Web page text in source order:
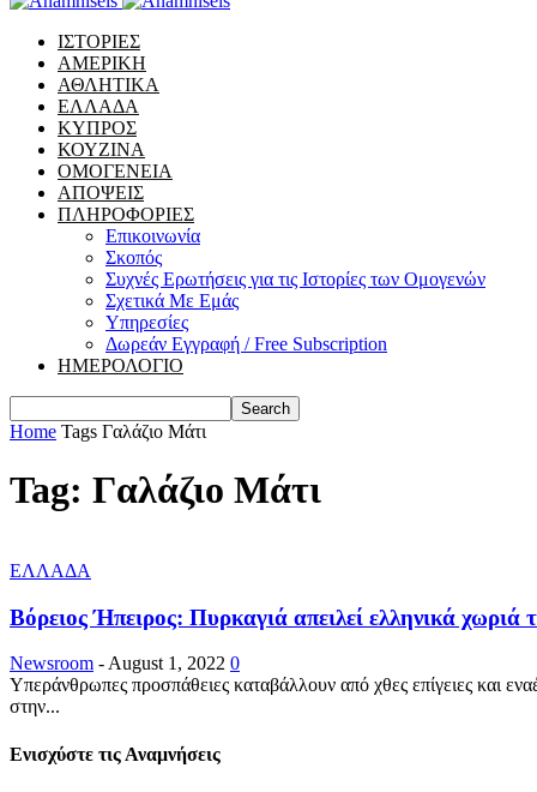
ΙΣΤΟΡΙΕΣ
ΑΜΕΡΙΚΗ
ΑΘΛΗΤΙΚΑ
ΕΛΛΑΔΑ
ΚΥΠΡΟΣ
ΚΟΥΖΙΝΑ
ΟΜΟΓΕΝΕΙΑ
ΑΠΟΨΕΙΣ
ΠΛΗΡΟΦΟΡΙΕΣ
Επικοινωνία
Σκοπός
Συχνές Ερωτήσεις για τις Ιστορίες των Ομογενών
Σχετικά Με Εμάς
Υπηρεσίες
Δωρεάν Εγγραφή / Free Subscription
ΗΜΕΡΟΛΟΓΙΟ
Home Tags Γαλάζιο Μάτι
Tag: Γαλάζιο Μάτι
ΕΛΛΑΔΑ
Βόρειος Ήπειρος: Πυρκαγιά απειλεί ελληνικά
Newsroom - August 1, 2022 0
Υπεράνθρωπες προσπάθειες καταβάλλουν από χθες επίγειες και
στην...
Ενισχύστε τις Αναμνήσεις